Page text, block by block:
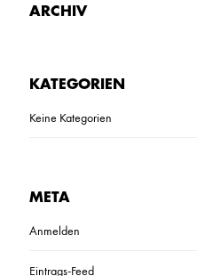
ARCHIV
KATEGORIEN
Keine Kategorien
META
Anmelden
Eintrags-Feed